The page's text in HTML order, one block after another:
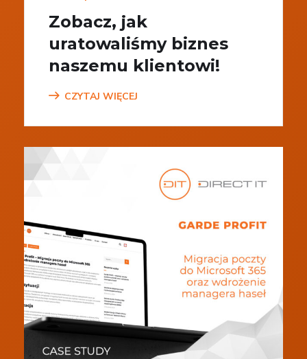
Zobacz, jak
uratowaliśmy biznes
naszemu klientowi!
CZYTAJ WIĘCEJ